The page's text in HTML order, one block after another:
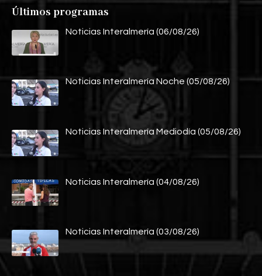
Últimos programas
Noticias Interalmería (06/08/26)
Noticias Interalmería Noche (05/08/26)
Noticias Interalmería Mediodía (05/08/26)
Noticias Interalmería (04/08/26)
Noticias Interalmería (03/08/26)